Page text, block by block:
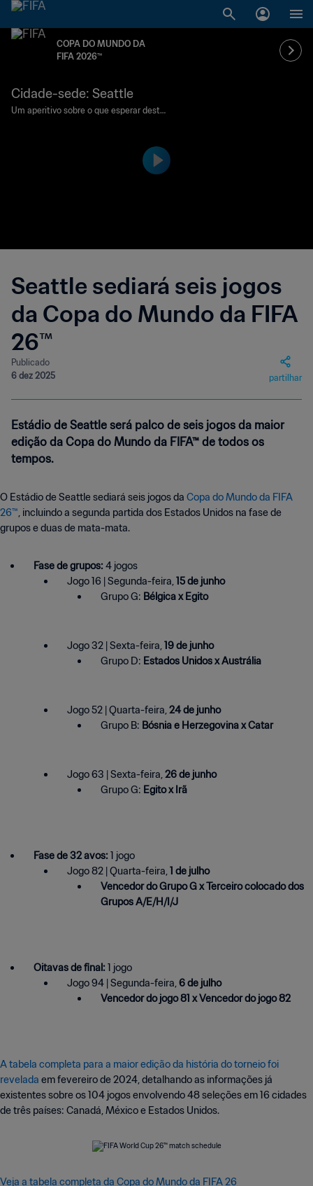
COPA DO MUNDO DA
FIFA 2026™
Seattle sediará seis jogos
da Copa do Mundo da FIFA
26™
Publicado
6 dez 2025
partilhar
Cidade-sede: Seattle
Um aperitivo sobre o que esperar desta
Estádio de Seattle será palco de seis jogos da maior
edição da Copa do Mundo da FIFA™ de todos os
tempos.
O Estádio de Seattle sediará seis jogos da Copa do Mundo da FIFA
26™, incluindo a segunda partida dos Estados Unidos na fase de
grupos e duas de mata-mata.
Fase de grupos: 4 jogos
Jogo 16 | Segunda-feira,15 de junho
Grupo G: Bélgica x Egito
Jogo 32 | Sexta-feira,19 de junho
Grupo D: Estados Unidos x Austrália
Jogo 52 | Quarta-feira,24 de junho
Grupo B: Bósnia e Herzegovina x Catar
Jogo 63 | Sexta-feira,26 de junho
Grupo G: Egito x Irã
Fase de 32 avos: 1 jogo
Jogo 82 | Quarta-feira,1 de julho
Vencedor do Grupo G x Terceiro colocado dos
Grupos A/E/H/I/J
Oitavas de final: 1 jogo
Jogo 94 | Segunda-feira,6 de julho
Vencedor do jogo 81 x Vencedor do jogo 82
A tabela completa para a maior edição da história do torneio foi
revelada em fevereiro de 2024, detalhando as informações já
existentes sobre os 104 jogos envolvendo 48 seleções em 16 cidades
de três países: Canadá, México e Estados Unidos.
Veja a tabela completa da Copa do Mundo da FIFA 26